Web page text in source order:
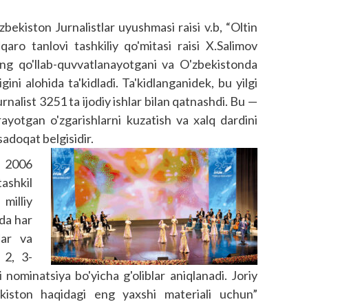
Jurnalistlar uyushmasi raisi v.b, “Oltin
tanlovi tashkiliy qo'mitasi raisi X.Salimov
qo'llab-quvvatlanayotgani va O'zbekistonda
alohida ta'kidladi. Ta'kidlanganidek, bu yilgi
3251 ta ijodiy ishlar bilan qatnashdi. Bu —
o'zgarishlarni kuzatish va xalq dardini
belgisidir.
har
va
2, 3-
bo'yicha g'oliblar aniqlanadi. Joriy
haqidagi eng yaxshi materiali uchun”